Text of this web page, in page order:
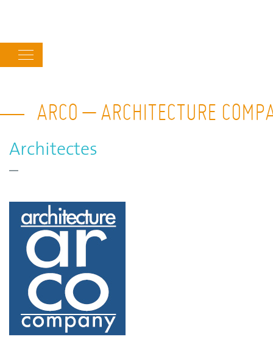
navigation
ARCO – ARCHITECTURE
Architectes